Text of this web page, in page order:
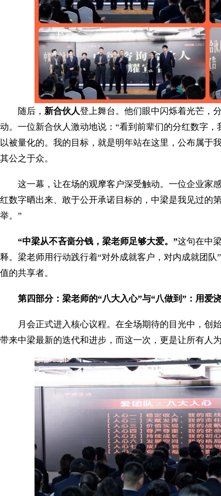
随后， 新合伙人登上舞台。他们眼中闪烁着光芒，
动。一位新合伙人激动地说：“看到前辈们的分红数字
以被量化的。我的目标，就是明年站在这里，公布属于
其公之于众。
这一幕，让在场的观摩客户深受触动。一位企业家
红数字晒出来、敢于公开承诺目标的，中梁是我见过的
举。”
“中梁从不吝啬分钱，梁老师足够大爱。”这句在中
释。梁老师用行动践行着“对外成就客户，对内成就团
值的共享者。
第 四部分：梁老师的“八大入心”与“八做到”：用爱
月会正式进入核心议程。在全场期待的目光中，创
带来中梁最新的迭代和进步，而这一次，更是让所有人